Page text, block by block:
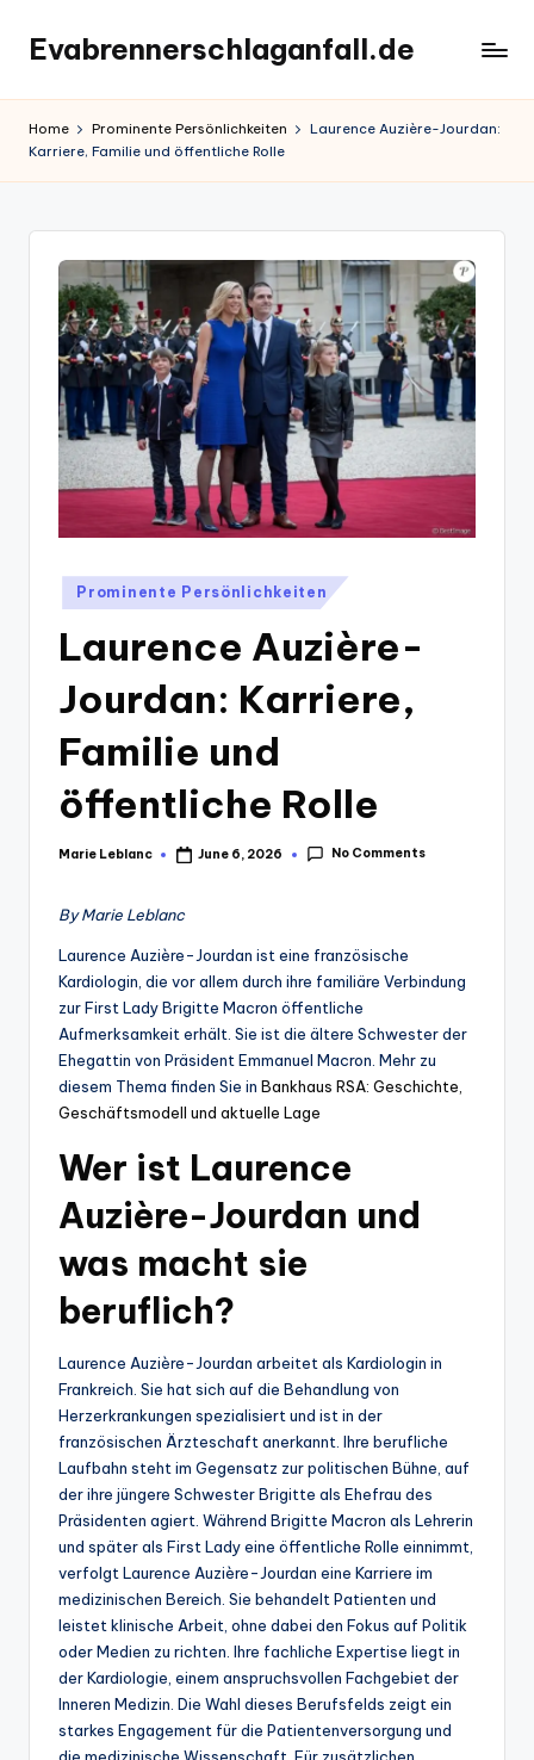
content
Evabrennerschlaganfall.de
Home Prominente Persönlichkeiten
Laurence Auzière-Jourdan:
Karriere, Familie und öffentliche Rolle
Posted
in
Prominente Persönlichkeiten
Laurence Auzière-
Jourdan: Karriere,
Familie und
öffentliche Rolle
Posted
Marie Leblanc June 6, 2026 No Comments
By Marie Leblanc
Laurence Auzière-Jourdan ist eine französische
Kardiologin, die vor allem durch ihre familiäre Verbindung
zur First Lady Brigitte Macron öffentliche
Aufmerksamkeit erhält. Sie ist die ältere Schwester der
Ehegattin von Präsident Emmanuel Macron. Mehr zu
diesem Thema finden Sie in Bankhaus RSA: Geschichte,
Geschäftsmodell und aktuelle Lage
Wer ist Laurence
Auzière-Jourdan und
was macht sie
beruflich?
Laurence Auzière-Jourdan arbeitet als Kardiologin in
Frankreich. Sie hat sich auf die Behandlung von
Herzerkrankungen spezialisiert und ist in der
französischen Ärzteschaft anerkannt. Ihre berufliche
Laufbahn steht im Gegensatz zur politischen Bühne, auf
der ihre jüngere Schwester Brigitte als Ehefrau des
Präsidenten agiert. Während Brigitte Macron als Lehrerin
und später als First Lady eine öffentliche Rolle einnimmt,
verfolgt Laurence Auzière-Jourdan eine Karriere im
medizinischen Bereich. Sie behandelt Patienten und
leistet klinische Arbeit, ohne dabei den Fokus auf Politik
oder Medien zu richten. Ihre fachliche Expertise liegt in
der Kardiologie, einem anspruchsvollen Fachgebiet der
Inneren Medizin. Die Wahl dieses Berufsfelds zeigt ein
starkes Engagement für die Patientenversorgung und